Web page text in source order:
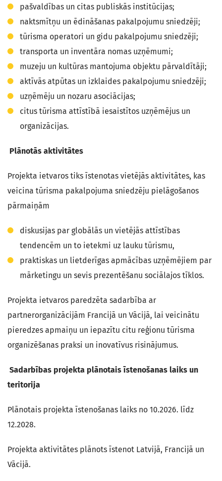
pašvaldības un citas publiskās institūcijas;
naktsmītņu un ēdināšanas pakalpojumu sniedzēji;
tūrisma operatori un gidu pakalpojumu sniedzēji;
transporta un inventāra nomas uzņēmumi;
muzeju un kultūras mantojuma objektu pārvaldītāji;
aktīvās atpūtas un izklaides pakalpojumu sniedzēji;
uzņēmēju un nozaru asociācijas;
citus tūrisma attīstībā iesaistītos uzņēmējus un
organizācijas.
Plānotās aktivitātes
Projekta ietvaros tiks īstenotas vietējās aktivitātes, kas
veicina tūrisma pakalpojuma sniedzēju pielāgošanos
pārmaiņām
diskusijas par globālās un vietējās attīstības
tendencēm un to ietekmi uz lauku tūrismu,
praktiskas un lietderīgas apmācības uzņēmējiem par
mārketingu un sevis prezentēšanu sociālajos tīklos.
Projekta ietvaros paredzēta sadarbība ar
partnerorganizācijām Francijā un Vācijā, lai veicinātu
pieredzes apmaiņu un iepazītu citu reģionu tūrisma
organizēšanas praksi un inovatīvus risinājumus.
Sadarbības projekta plānotais īstenošanas laiks un
teritorija
Plānotais projekta īstenošanas laiks no 10.2026. līdz
12.2028.
Projekta aktivitātes plānots īstenot Latvijā, Francijā un
Vācijā.